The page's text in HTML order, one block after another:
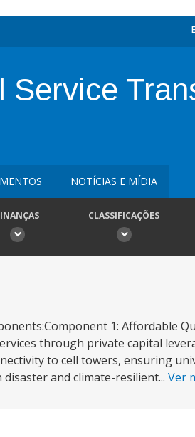
Service
NOTÍCIAS E MÍDIA
CLASSIFICAÇÕES
1: Affordable
through private capital
to cell towers, ensuring
and climate-resilient... Ver